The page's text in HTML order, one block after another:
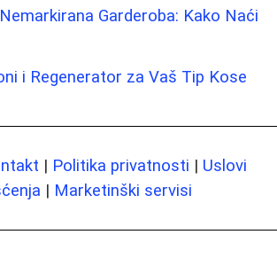
Garderoba: Kako Naći
i Regenerator za Vaš Tip Kose
| Politika privatnosti | Uslovi
| Marketinški servisi